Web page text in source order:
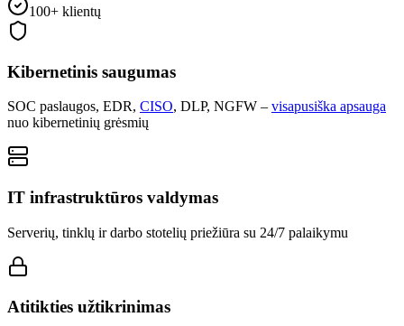
100+ klientų
Kibernetinis saugumas
SOC paslaugos, EDR, CISO, DLP, NGFW – visapusiška apsauga
nuo kibernetinių grėsmių
IT infrastruktūros valdymas
Serverių, tinklų ir darbo stotelių priežiūra su 24/7 palaikymu
Atitikties užtikrinimas